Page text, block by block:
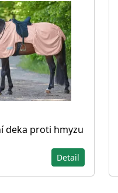
deka proti hmyzu
Detail